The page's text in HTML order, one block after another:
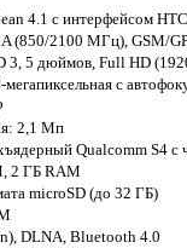
4.1 с интерфейсом HTC
(850/2100 МГц), GSM/
3, 5 дюймов, Full HD
с
2,1 Мп
Qualcomm S4 с
2 ГБ RAM
microSD (до 32 ГБ)
DLNA, Bluetooth 4.0